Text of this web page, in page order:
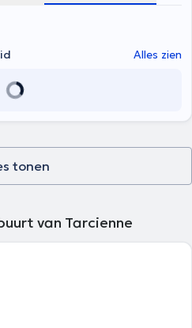
Alles zien
tonen
van Tarcienne